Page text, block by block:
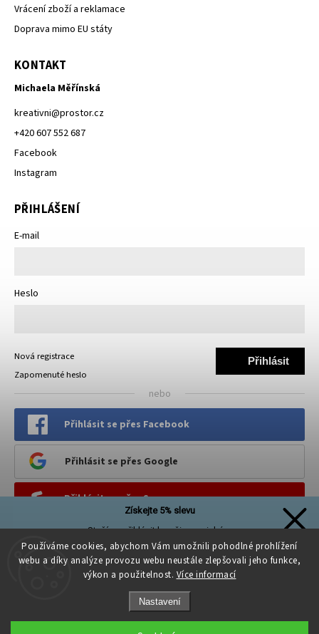
Používáme cookies, abychom Vám umožnili pohodlné prohlížení
webu a díky analýze provozu webu neustále zlepšovali jeho funkce,
výkon a použitelnost. Více informací
Nastavení
Vrácení zboží a reklamace
Doprava mimo EU státy
KONTAKT
Michaela Měřínská
kreativni@prostor.cz
+420 607 552 687
Facebook
Instagram
PŘIHLÁŠENÍ
E-mail
Heslo
Přihlásit
Nová registrace
Zapomenuté heslo
nebo
Přihlásit se přes Facebook
Přihlásit se přes Google
Přihlásit se přes Seznam
PINTEREST
Získejte 5% slevu
Stačí se přihlásit k našim novinkám
a sleva na první nákup je Vaše!
Přihlásit se a získat slevu